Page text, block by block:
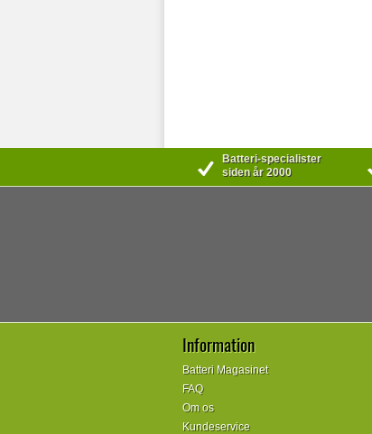
Batteri-specialister
siden år 2000
Information
Batteri Magasinet
FAQ
Om os
Kundeservice